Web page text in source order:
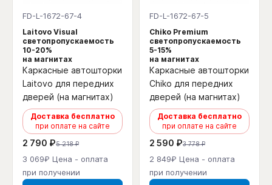
FD-L-1672-67-4
Laitovo Visual
светопропускаемость
10-20%
на магнитах
Каркасные автошторки
Laitovo для передних
дверей (на магнитах)
Доставка бесплатно
при оплате на сайте
2 790 ₽5 218 ₽
3 069₽ Цена - оплата
при получении
FD-L-1672-67-5
Chiko Premium
светопропускаемость
5-15%
на магнитах
Каркасные автошторки
Chiko для передних
дверей (на магнитах)
Доставка бесплатно
при оплате на сайте
2 590 ₽3 778 ₽
2 849₽ Цена - оплата
при получении